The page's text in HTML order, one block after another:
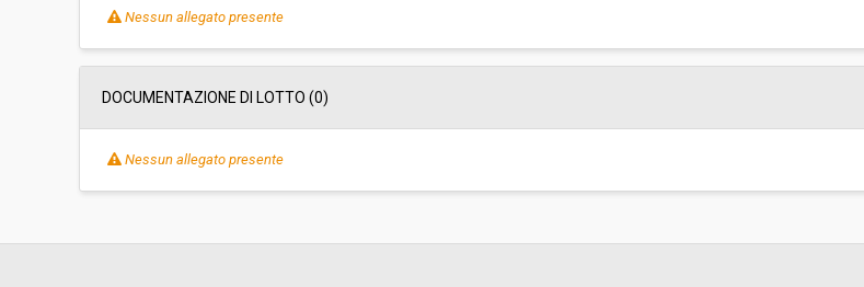
Nessun allegato presente
DOCUMENTAZIONE DI LOTTO (0)
Nessun allegato presente